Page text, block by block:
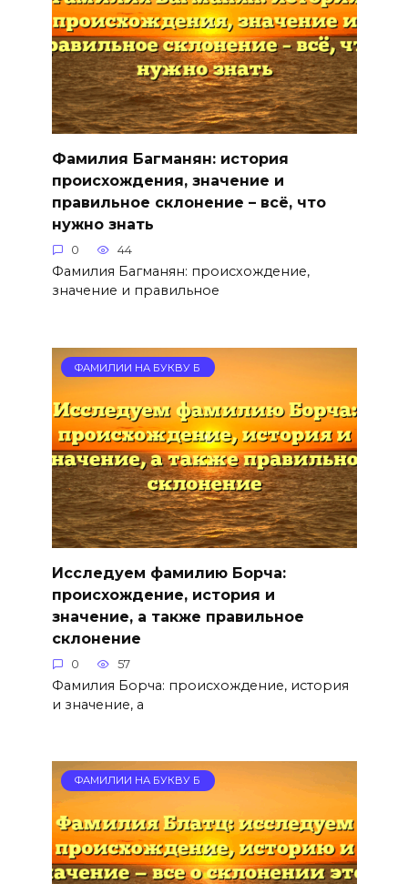
Фамилия Багманян: история
происхождения, значение и
правильное склонение – всё, что
нужно знать
0 44
Фамилия Багманян: происхождение,
значение и правильное
ФАМИЛИИ НА БУКВУ Б
Исследуем фамилию Борча:
происхождение, история и
значение, а также правильное
склонение
0 57
Фамилия Борча: происхождение, история
и значение, а
ФАМИЛИИ НА БУКВУ Б